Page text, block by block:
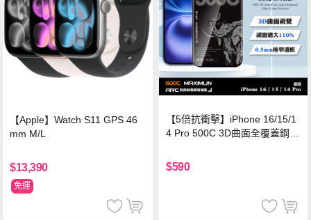
【Apple】Watch S11 GPS 46
mm M/L
$13,390
免運
【5倍抗衝擊】iPhone 16/15/1
4 Pro 500C 3D曲面全覆蓋鋼化
保護貼
$590